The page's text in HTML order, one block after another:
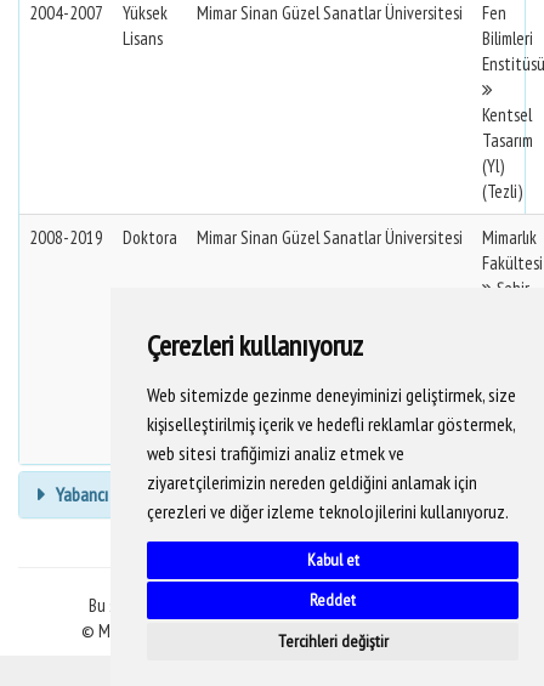
Çerezleri kullanıyoruz
Web sitemizde gezinme deneyiminizi geliştirmek, size
kişiselleştirilmiş içerik ve hedefli reklamlar göstermek,
web sitesi trafiğimizi analiz etmek ve
ziyaretçilerimizin nereden geldiğini anlamak için
çerezleri ve diğer izleme teknolojilerini kullanıyoruz.
Kabul et
Reddet
Tercihleri değiştir
2004-2007
Yüksek
Lisans
Mimar Sinan Güzel Sanatlar Üniversitesi
Fen
Bilimleri
Enstitüsü
Kentsel
Tasarım
(Yl)
(Tezli)
2008-2019
Doktora Mimar Sinan Güzel Sanatlar Üniversitesi
Mimarlık
Fakültesi
Şehir
Şehircilik
Anabilim
Yabancı Dil Bilgisi
Bu sitedeki veriler YÖKSİS veritabanından alınmaktadır.
© Mimar Sinan Güzel Sanatlar Üniversitesi Bilgi İşlem D.B.